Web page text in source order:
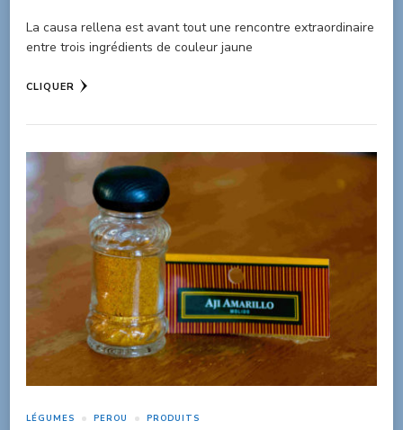
La causa rellena est avant tout une rencontre extraordinaire
entre trois ingrédients de couleur jaune
CLIQUER
LÉGUMES PEROU PRODUITS